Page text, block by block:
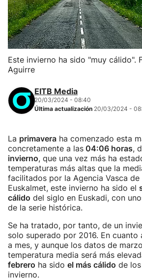
Este invierno ha sido "muy cálido".
Aguirre
EITB Media
20/03/2024 - 08:40
Última actualización 20/03/2024 -
La primavera ha comenzado esta
concretamente a las 04:06 horas,
invierno, que una vez más ha
temperaturas más altas que la
facilitados por la Agencia Vasca
Euskalmet, este invierno ha sido el
cálido del siglo en Euskadi, con
de la serie histórica.
Se ha tratado, por tanto, de un
solo superado por 2016. En cuanto
a mes, y aunque los datos de
temperatura media será más
febrero ha sido el más cálido de
invierno.